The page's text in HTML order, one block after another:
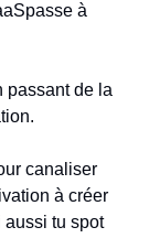
à
passant de la
canaliser
à créer
tu spot